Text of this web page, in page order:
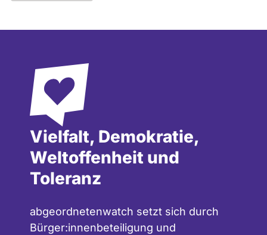
Vielfalt, Demokratie,
Weltoffenheit und
Toleranz
abgeordnetenwatch setzt sich durch
Bürger:innenbeteiligung und